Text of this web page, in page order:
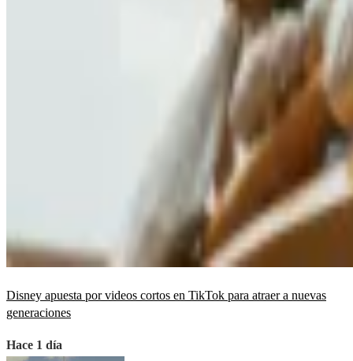
Disney apuesta por videos cortos en TikTok para atraer a nuevas
generaciones
Hace 1 día